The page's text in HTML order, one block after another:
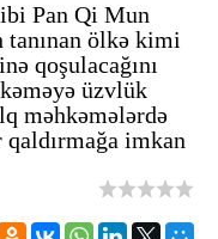
Pan Qi Mun
ölkə kimi
qoşulacağını
üzvlük
məhkəmələrdə
imkan